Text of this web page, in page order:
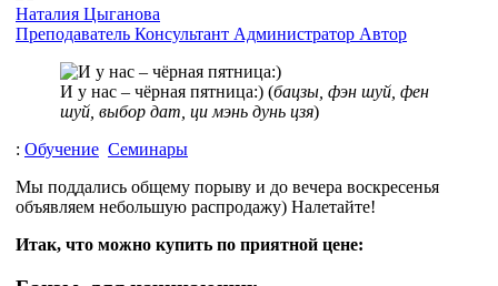
Наталия Цыганова
Преподаватель Консультант Администратор Автор
И у нас – чёрная пятница:) (бацзы, фэн шуй, фен
шуй, выбор дат, ци мэнь дунь цзя)
: Обучение Семинары
Мы поддались общему порыву и до вечера воскресенья
объявляем небольшую распродажу) Налетайте!
Итак, что можно купить по приятной цене: